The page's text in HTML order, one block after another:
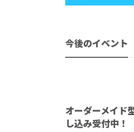
今後のイベント
オーダーメイド
し込み受付中！